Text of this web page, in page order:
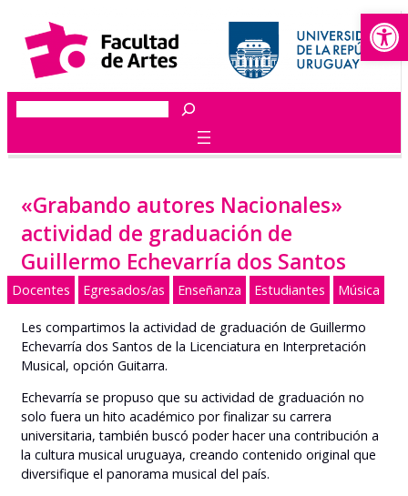
contenido
Buscar
«Grabando autores Nacionales»
actividad de graduación de
Guillermo Echevarría dos Santos
Docentes Egresados/as Enseñanza Estudiantes Música
Les compartimos la actividad de graduación de Guillermo
Echevarría dos Santos de la Licenciatura en Interpretación
Musical, opción Guitarra.
Echevarría se propuso que su actividad de graduación no
solo fuera un hito académico por finalizar su carrera
universitaria, también buscó poder hacer una contribución a
la cultura musical uruguaya, creando contenido original que
diversifique el panorama musical del país.